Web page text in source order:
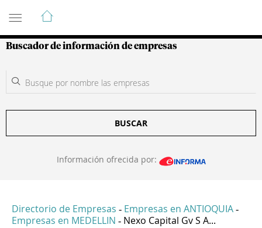
Guía de Empresas Colombianas
Buscador de información de empresas
BUSCAR
Información ofrecida por:
Directorio de Empresas - Empresas en ANTIOQUIA -
Empresas en MEDELLIN - Nexo Capital Gv S A...